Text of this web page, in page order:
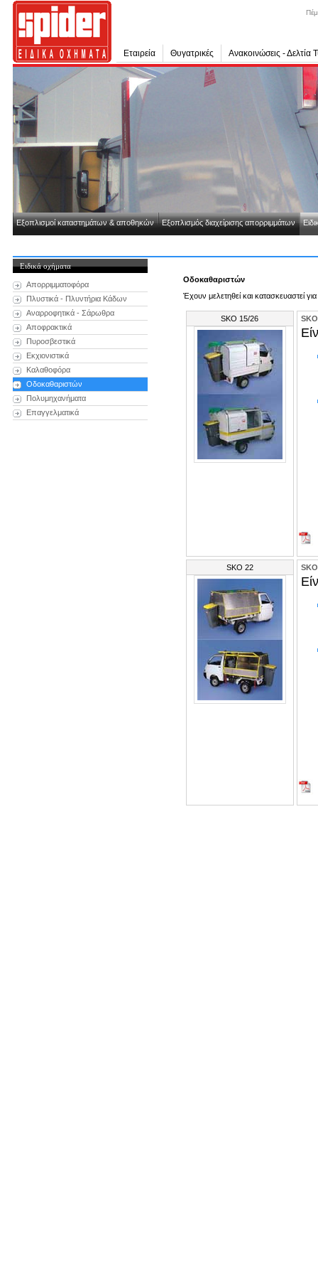
Εταιρεία Θυγατρικές Ανακοινώσεις - Δελτία
Εξοπλισμοί καταστημάτων & αποθηκών Εξοπλισμός διαχείρισης απορριμμάτων
Ειδικά οχήματα
Απορριμματοφόρα
Πλυστικά - Πλυντήρια Κάδων
Αναρροφητικά - Σάρωθρα
Αποφρακτικά
Πυροσβεστικά
Εκχιονιστικά
Καλαθοφόρα
Οδοκαθαριστών
Πολυμηχανήματα
Επαγγελματικά
Οδοκαθαριστών
Έχουν μελετηθεί και κατασκευαστεί
SKO 15/26
SKO 22